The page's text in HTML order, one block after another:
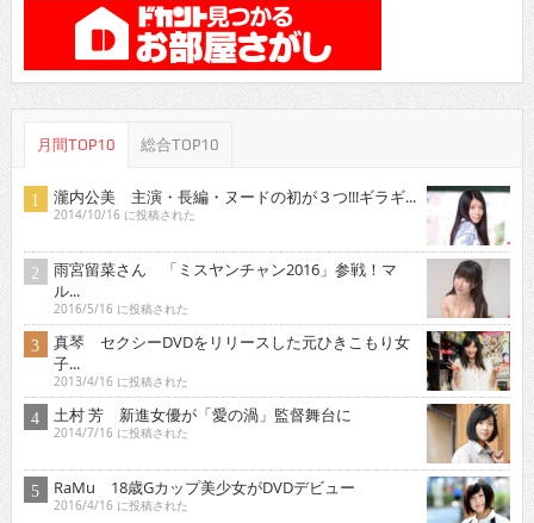
月間TOP10 総合TOP10
瀧内公美 主演・長編・ヌードの初が３つ!!!ギラギ...
2014/10/16 に投稿された
雨宮留菜さん 「ミスヤンチャン2016」参戦！マ
ル...
2016/5/16 に投稿された
真琴 セクシーDVDをリリースした元ひきこもり女
子...
2013/4/16 に投稿された
土村 芳 新進女優が「愛の渦」監督舞台に
2014/7/16 に投稿された
RaMu 18歳Gカップ美少女がDVDデビュー
2016/4/16 に投稿された